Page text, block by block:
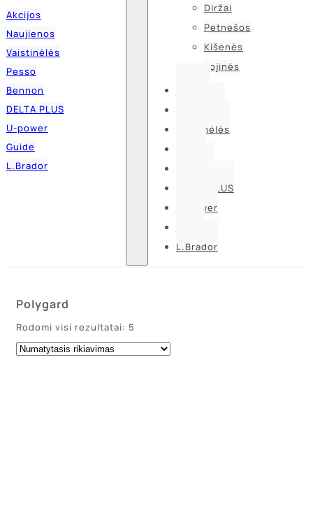
Akcijos
Naujienos
Vaistinėlės
Pesso
Bennon
DELTA PLUS
U-power
Guide
L.Brador
Diržai
Petnešos
Kišenės
Kojinės
Vaistinėlės
DELTA PLUS
U-power
L.Brador
Polygard
Rodomi visi rezultatai: 5